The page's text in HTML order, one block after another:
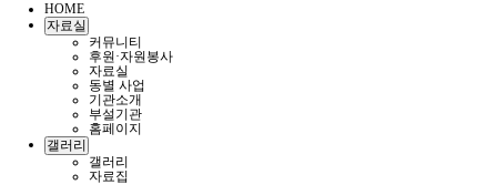
HOME
자료실
커뮤니티
후원·자원봉사
자료실
동별 사업
기관소개
부설기관
홈페이지
갤러리
갤러리
자료집